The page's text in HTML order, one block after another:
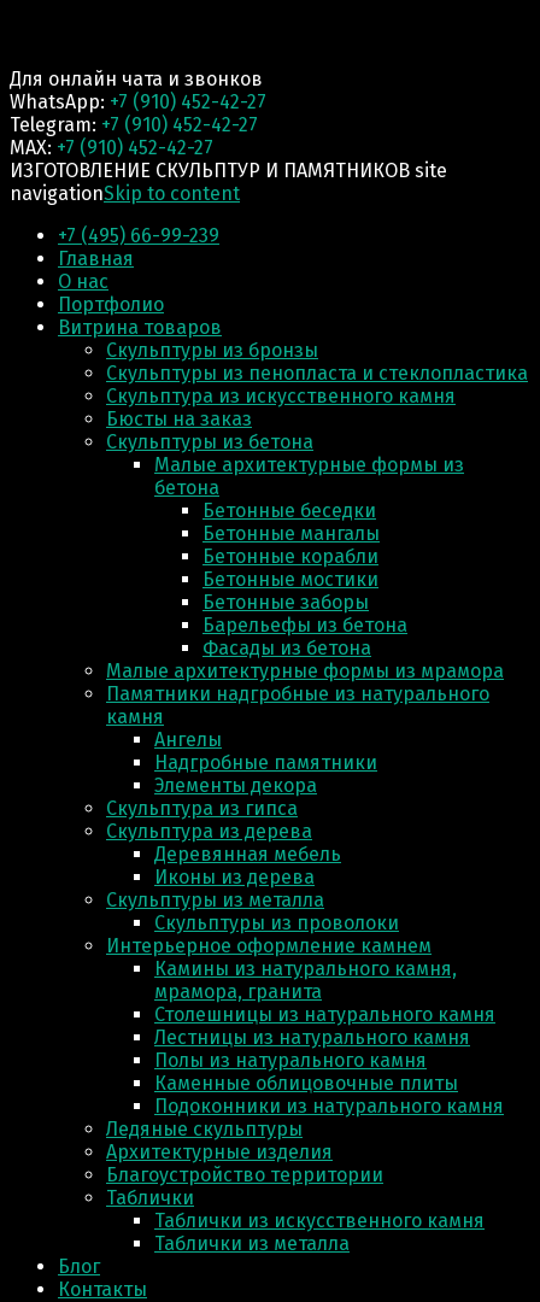
Для онлайн чата и звонков
WhatsApp: +7 (910) 452-42-27
Telegram: +7 (910) 452-42-27
MAX: +7 (910) 452-42-27
ИЗГОТОВЛЕНИЕ СКУЛЬПТУР И ПАМЯТНИКОВ site
navigationSkip to content
+7 (495) 66-99-239
Главная
О нас
Портфолио
Витрина товаров
Скульптуры из бронзы
Скульптуры из пенопласта и стеклопластика
Скульптура из искусственного камня
Бюсты на заказ
Скульптуры из бетона
Малые архитектурные формы из
бетона
Бетонные беседки
Бетонные мангалы
Бетонные корабли
Бетонные мостики
Бетонные заборы
Барельефы из бетона
Фасады из бетона
Малые архитектурные формы из мрамора
Памятники надгробные из натурального
камня
Ангелы
Надгробные памятники
Элементы декора
Скульптура из гипса
Скульптура из деревa
Деревянная мебель
Иконы из дерева
Скульптуры из металла
Скульптуры из проволоки
Интерьерное оформление камнем
Камины из натурального камня,
мрамора, гранита
Столешницы из натурального камня
Лестницы из натурального камня
Полы из натурального камня
Каменные облицовочные плиты
Подоконники из натурального камня
Ледяные скульптуры
Архитектурные изделия
Благоустройство территории
Таблички
Таблички из искусственного камня
Таблички из металла
Блог
Контакты